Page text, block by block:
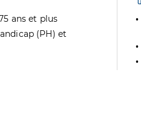
ans et plus
(PH) et